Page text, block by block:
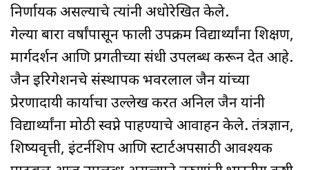
निर्णायक असल्याचे त्यांनी अधोरेखित केले.
गेल्या बारा वर्षांपासून फाली उपक्रम विद्यार्थ्यांना शिक्षण,
मार्गदर्शन आणि प्रगतीच्या संधी उपलब्ध करून देत आहे.
जैन इरिगेशनचे संस्थापक भवरलाल जैन यांच्या
प्रेरणादायी कार्याचा उल्लेख करत अनिल जैन यांनी
विद्यार्थ्यांना मोठी स्वप्ने पाहण्याचे आवाहन केले. तंत्रज्ञान,
शिष्यवृत्ती, इंटर्नशिप आणि स्टार्टअपसाठी आवश्यक